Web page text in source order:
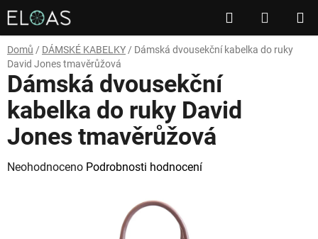
Přejít
na
obsah
Hledat
KOŠÍK
Domů / DÁMSKÉ KABELKY / Dámská dvousekční kabelka do ruky
David Jones tmavěrůžová
Dámská dvousekční
kabelka do ruky David
Jones tmavěrůžová
Průměrné
Neohodnoceno Podrobnosti hodnocení